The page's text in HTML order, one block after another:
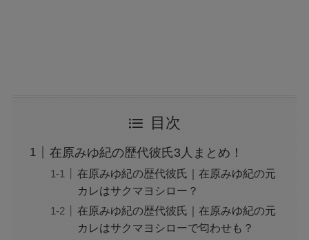
目次
在原みゆ紀の歴代彼氏3人まとめ！
在原みゆ紀の歴代彼氏｜在原みゆ紀の元
カレはサクマヨシロー？
在原みゆ紀の歴代彼氏｜在原みゆ紀の元
カレはサクマヨシローで匂わせも？